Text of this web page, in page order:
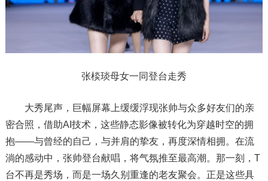
张棪琰母女一同登台走秀
大秀尾声，巨幅屏幕上缓缓浮现张帅与众多好友们的亲
密合照，借助AI技术，这些静态影像被转化为穿越时空的拥
抱——与曾经的自己，与并肩的挚友，再度深情相拥。在流
淌的感动中，张帅登台献唱，将气氛推至最高潮。那一刻，T
台不再是秀场，而是一场久别重逢的老友聚会。正是这些具